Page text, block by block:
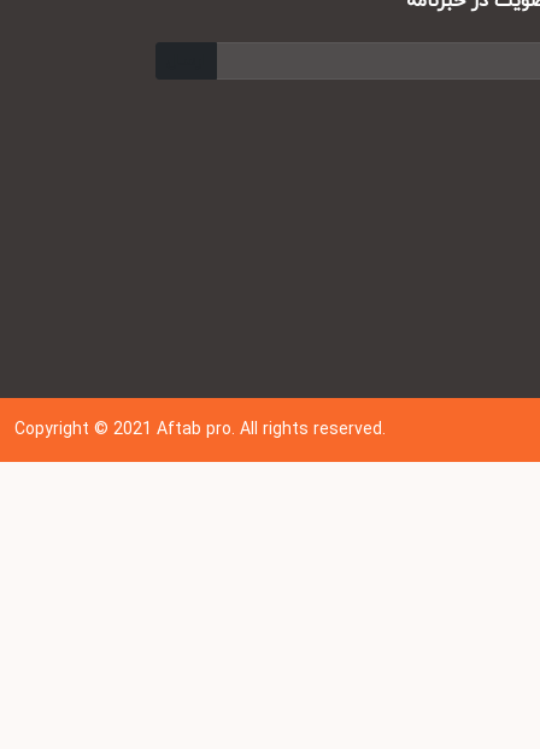
Copyright © 202 1Aftab pro. All rights reserved.